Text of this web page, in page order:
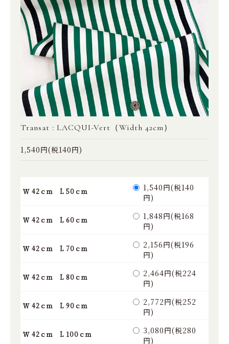
Transat : LACQUI-Vert（Width 42cm）
1,540円(税140円)
Ｗ 42ｃｍ L 50ｃｍ
1,540円(税140
円)
Ｗ 42ｃｍ L 60ｃｍ
1,848円(税168
円)
Ｗ 42ｃｍ L 70ｃｍ
2,156円(税196
円)
Ｗ 42ｃｍ L 80ｃｍ
2,464円(税224
円)
Ｗ 42ｃｍ L 90ｃｍ
2,772円(税252
円)
Ｗ 42ｃｍ L 100ｃｍ
3,080円(税280
円)